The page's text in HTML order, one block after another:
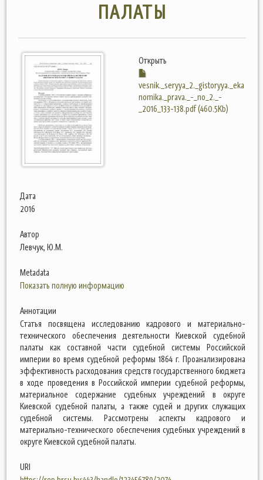
ПАЛАТЫ
Открыть
vesnik._seryya_2._gistoryya._eka
nomika._prava._-_no_2._-
_2016_133-138.pdf (460.5Kb)
Дата
2016
Автор
Левчук, Ю.М.
Metadata
Показать полную информацию
Аннотации
Статья посвящена исследованию кадрового и материально-
технического обеспечения деятельности Киевской судебной
палаты как составной части судебной системы Российской
империи во время судебной реформы 1864 г. Проанализирована
эффективность расходования средств государственного бюджета
в ходе проведения в Российской империи судебной реформы,
материальное содержание судебных учреждений в округе
Киевской судебной палаты, а также судей и других служащих
судебной системы. Рассмотрены аспекты кадрового и
материально-технического обеспечения судебных учреждений в
округе Киевской судебной палаты.
URI